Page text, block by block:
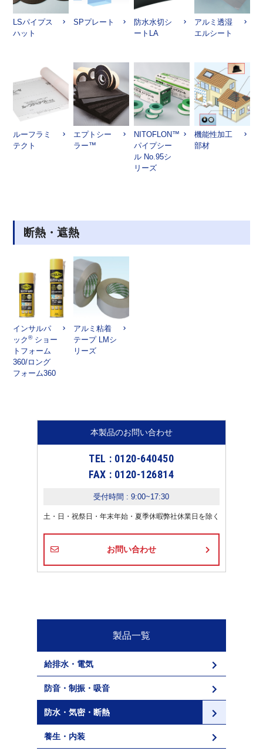
製品一覧
給排水・電気
防音・制振・吸音
防水・気密・断熱
養生・内装
LSパイプス
ハット
SPプレート
防水水切シ
ートLA
アルミ透湿
エルシート
ルーフラミ
テクト
エプトシー
ラー™
NITOFLON™
パイプシー
ル No.95シ
リーズ
機能性加工
部材
断熱・遮熱
インサルパ
ック®ショー
トフォーム
360/ロング
フォーム360
アルミ粘着
テープ LMシ
リーズ
本製品のお問い合わせ
TEL : 0120-640450
FAX : 0120-126814
受付時間 : 9:00~17:30
土・日・祝祭日・年末年始・夏季休暇弊社休業日を除く
お問い合わせ